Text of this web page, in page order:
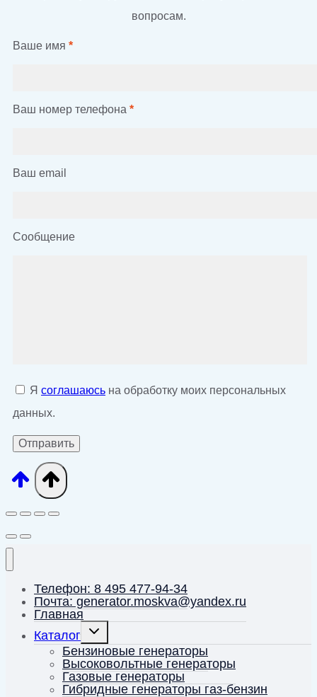
вопросам.
Ваше имя *
Ваш номер телефона *
Ваш email
Сообщение
Я соглашаюсь на обработку моих персональных
данных.
Телефон: 8 495 477-94-34
Почта: generator.moskva@yandex.ru
Главная
Каталог
Переключить
дочернее
меню
Бензиновые генераторы
Высоковольтные генераторы
Газовые генераторы
Гибридные генераторы газ-бензин